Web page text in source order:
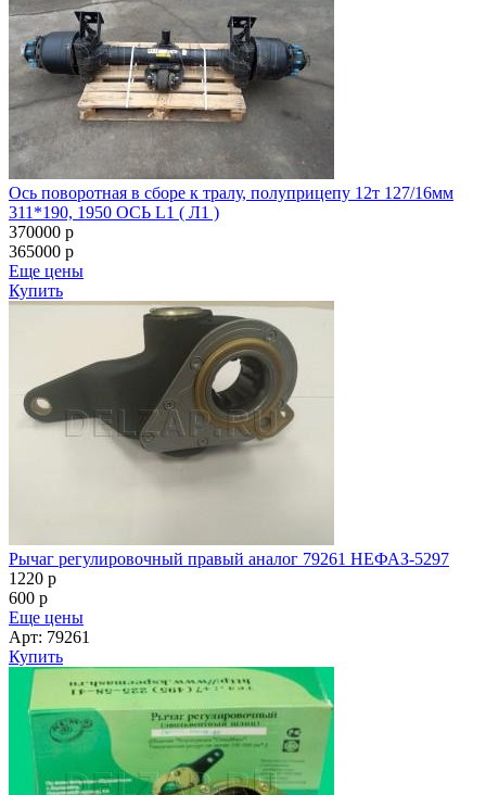
Ось поворотная в сборе к тралу, полуприцепу 12т 127/16мм
311*190, 1950 ОСЬ L1 ( Л1 )
370000 p
365000 p
Еще цены
Купить
Рычаг регулировочный правый аналог 79261 НЕФАЗ-5297
1220 p
600 p
Еще цены
Арт: 79261
Купить